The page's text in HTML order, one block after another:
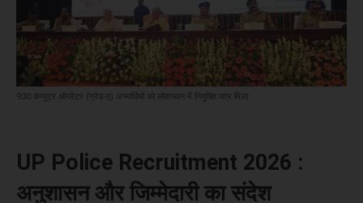
930 कंप्यूटर ऑपरेटर (ग्रेड-ए) अभ्यर्थियों को लोकभवन में नियुक्ति पत्र मिला
UP Police Recruitment 2026 :
अनुशासन और जिम्मेदारी का संदेश